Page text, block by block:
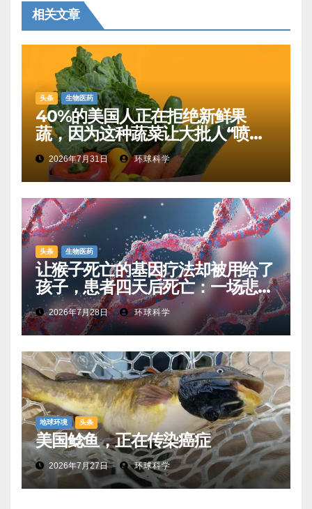
相关文章
头条 生物医药
40%的美国人正在拒绝新鲜果
蔬，因为这种蔬菜让大批人“喷射
性腹泻”
2026年7月31日 环球科学
头条 生物医药
让猴子死亡的基因疗法却被用给了
孩子，患者四天后死亡：一场悲剧
如何让基因治疗领域停滞十年
2026年7月28日 环球科学
地球环境 头条
美国鲶鱼，正在传染癌症
2026年7月27日 环球科学